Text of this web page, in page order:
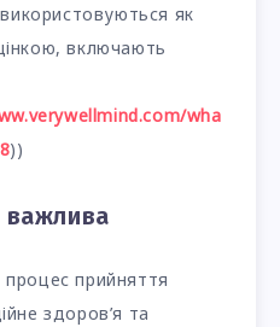
використовуються як
включають
wha
))
важлива
прийняття
здоров’я та